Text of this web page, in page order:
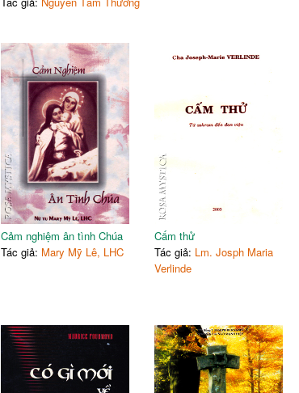
Cảm nghiệm ân tình Chúa
Tác giả: Mary Mỹ Lê, LHC
Cấm thử
Tác giả: Lm. Josph Maria
Verlinde